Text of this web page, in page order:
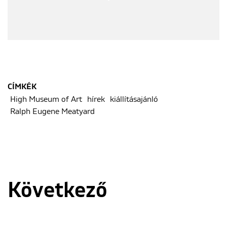
CÍMKÉK
High Museum of Art
hírek
kiállításajánló
Ralph Eugene Meatyard
Következő